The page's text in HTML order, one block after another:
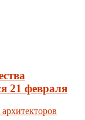
21 февраля